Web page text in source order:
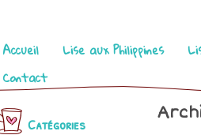
Pages
Accueil Lise aux Philippines
Contact
Catégories